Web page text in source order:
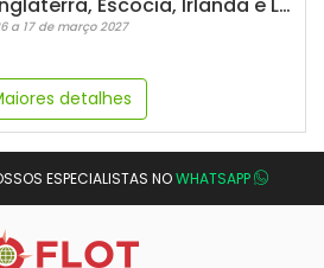
a 17 de março 2027
detalhes
ESPECIALISTAS NOWHATSAPP